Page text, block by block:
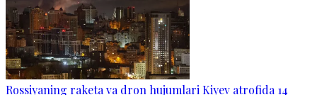
Rossiyaning raketa va dron hujumlari Kiyev atrofida 14